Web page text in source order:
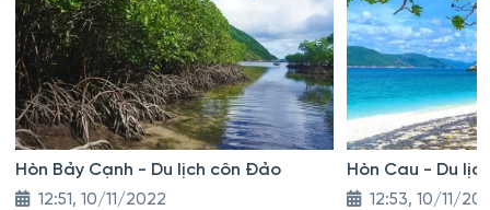
Hòn Bảy Cạnh - Du lịch côn Đảo
12:51, 10/11/2022
Hòn Cau - Du
12:53, 10/11/